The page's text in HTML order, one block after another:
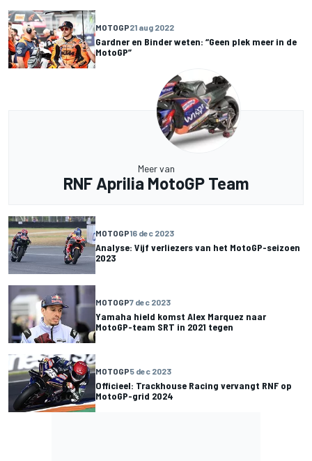
MOTOGP21 aug 2022
Gardner en Binder weten: “Geen plek meer in de
MotoGP”
Meer van
RNF Aprilia MotoGP Team
MOTOGP16 dec 2023
Analyse: Vijf verliezers van het MotoGP-seizoen
2023
MOTOGP7 dec 2023
Yamaha hield komst Alex Marquez naar
MotoGP-team SRT in 2021 tegen
MOTOGP5 dec 2023
Officieel: Trackhouse Racing vervangt RNF op
MotoGP-grid 2024